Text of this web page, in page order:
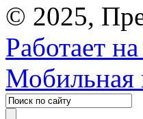
© 2025,
Работает
Мобильная